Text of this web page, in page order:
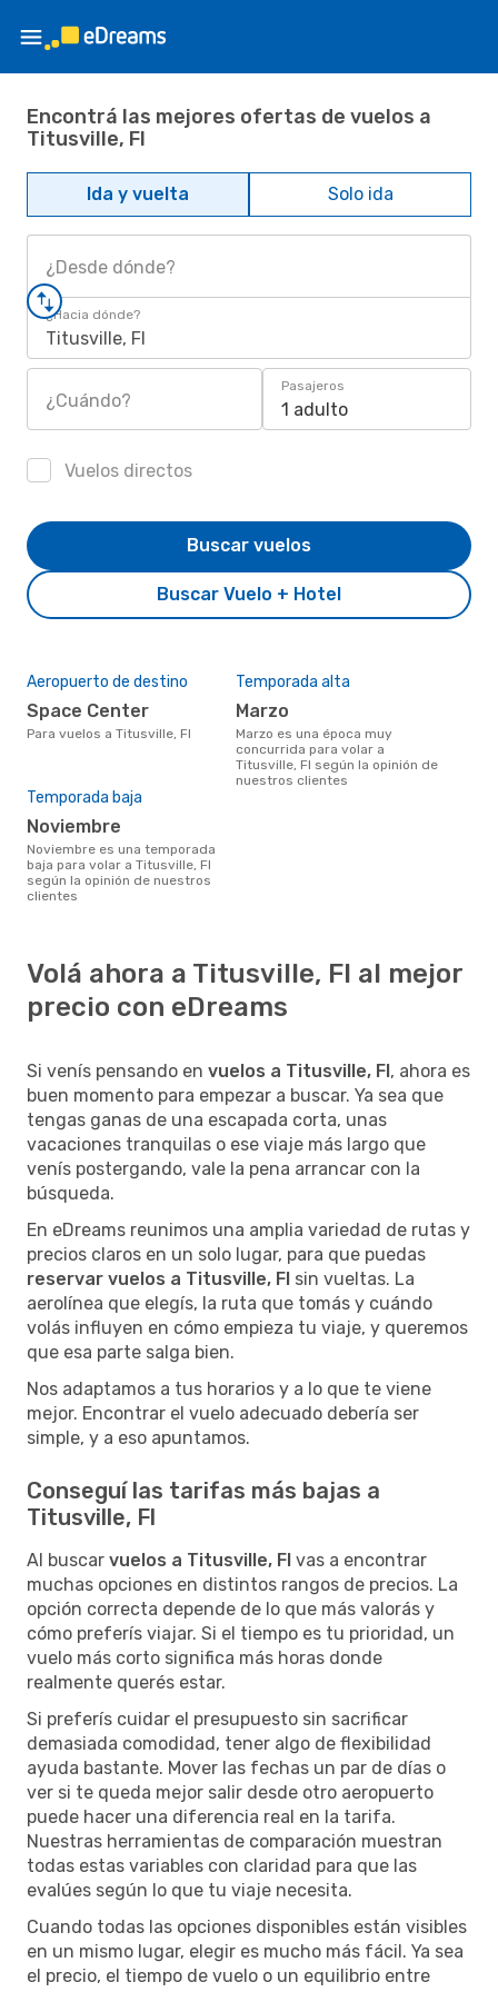
Encontrá las mejores ofertas de vuelos a
Titusville, Fl
Ida y vuelta Solo ida
¿Desde dónde?
¿Hacia dónde?
Titusville, Fl
¿Cuándo?
Pasajeros
1 adulto
Vuelos directos
Buscar Vuelo + Hotel
Buscar vuelos
Aeropuerto de destino
Space Center
Para vuelos a Titusville, Fl
Temporada alta
marzo
marzo es una época muy
concurrida para volar a
Titusville, Fl según la opinión de
nuestros clientes
Temporada baja
noviembre
noviembre es una temporada
baja para volar a Titusville, Fl
según la opinión de nuestros
clientes
Volá ahora a Titusville, Fl al mejor
precio con eDreams
Si venís pensando en vuelos a Titusville, Fl, ahora es
buen momento para empezar a buscar. Ya sea que
tengas ganas de una escapada corta, unas
vacaciones tranquilas o ese viaje más largo que
venís postergando, vale la pena arrancar con la
búsqueda.
En eDreams reunimos una amplia variedad de rutas y
precios claros en un solo lugar, para que puedas
reservar vuelos a Titusville, Fl sin vueltas. La
aerolínea que elegís, la ruta que tomás y cuándo
volás influyen en cómo empieza tu viaje, y queremos
que esa parte salga bien.
Nos adaptamos a tus horarios y a lo que te viene
mejor. Encontrar el vuelo adecuado debería ser
simple, y a eso apuntamos.
Conseguí las tarifas más bajas a
Titusville, Fl
Al buscar vuelos a Titusville, Fl vas a encontrar
muchas opciones en distintos rangos de precios. La
opción correcta depende de lo que más valorás y
cómo preferís viajar. Si el tiempo es tu prioridad, un
vuelo más corto significa más horas donde
realmente querés estar.
Si preferís cuidar el presupuesto sin sacrificar
demasiada comodidad, tener algo de flexibilidad
ayuda bastante. Mover las fechas un par de días o
ver si te queda mejor salir desde otro aeropuerto
puede hacer una diferencia real en la tarifa.
Nuestras herramientas de comparación muestran
todas estas variables con claridad para que las
evalúes según lo que tu viaje necesita.
Cuando todas las opciones disponibles están visibles
en un mismo lugar, elegir es mucho más fácil. Ya sea
el precio, el tiempo de vuelo o un equilibrio entre